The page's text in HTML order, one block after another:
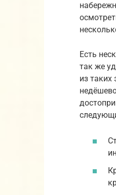
Есть
так же
из